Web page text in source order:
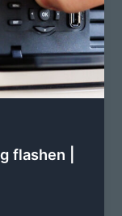
flashen |